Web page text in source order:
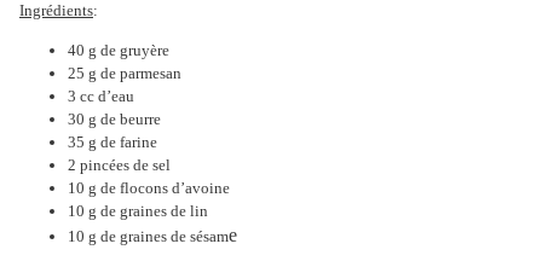
Ingrédients:
40 g de gruyère
25 g de parmesan
3 cc d’eau
30 g de beurre
35 g de farine
2 pincées de sel
10 g de flocons d’avoine
10 g de graines de lin
10 g de graines de sésame